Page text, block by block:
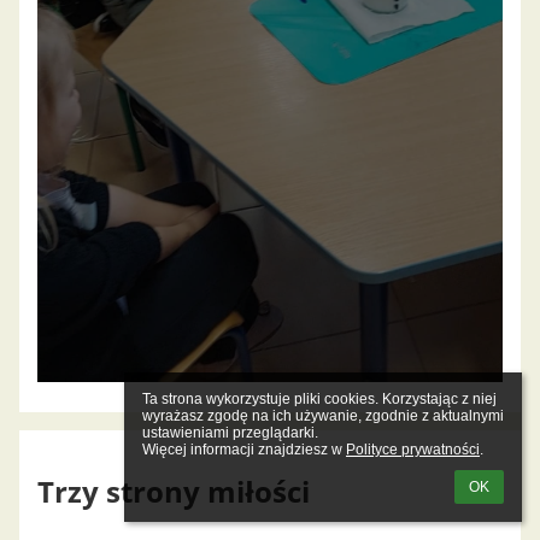
Ta strona wykorzystuje pliki cookies. Korzystając z niej
wyrażasz zgodę na ich używanie, zgodnie z aktualnymi
ustawieniami przeglądarki.
Więcej informacji znajdziesz w Polityce prywatności.
OK
Trzy strony miłości